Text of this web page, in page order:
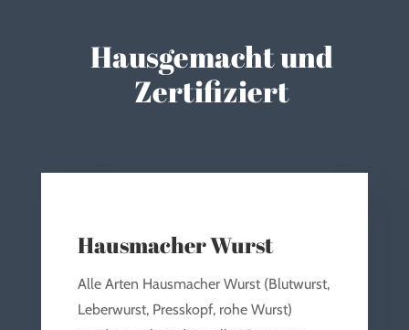
Hausgemacht und
Zertifiziert
Hausmacher Wurst
Alle Arten Hausmacher Wurst (Blutwurst,
Leberwurst, Presskopf, rohe Wurst)